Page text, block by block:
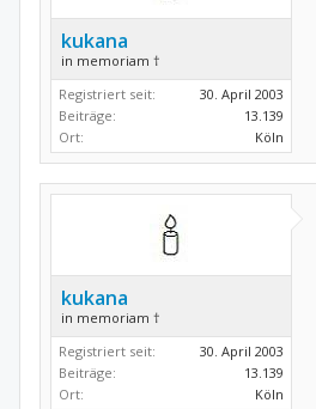
kukana
in memoriam †
Registriert seit:
30. April 2003
Beiträge:
13.139
Ort:
Köln
kukana
in memoriam †
Registriert seit:
30. April 2003
Beiträge:
13.139
Ort:
Köln